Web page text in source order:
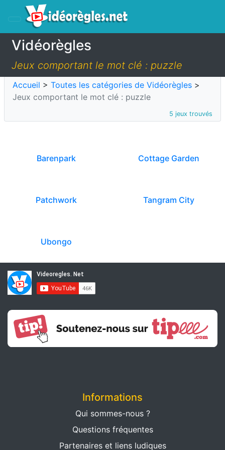
Vidéorègles
Jeux comportant le mot clé : puzzle
Accueil > Toutes les catégories de Vidéorègles >
Jeux comportant le mot clé : puzzle
5 jeux trouvés
Barenpark Cottage Garden
Patchwork Tangram City
Ubongo
Informations
Qui sommes-nous ?
Questions fréquentes
Partenaires et liens ludiques